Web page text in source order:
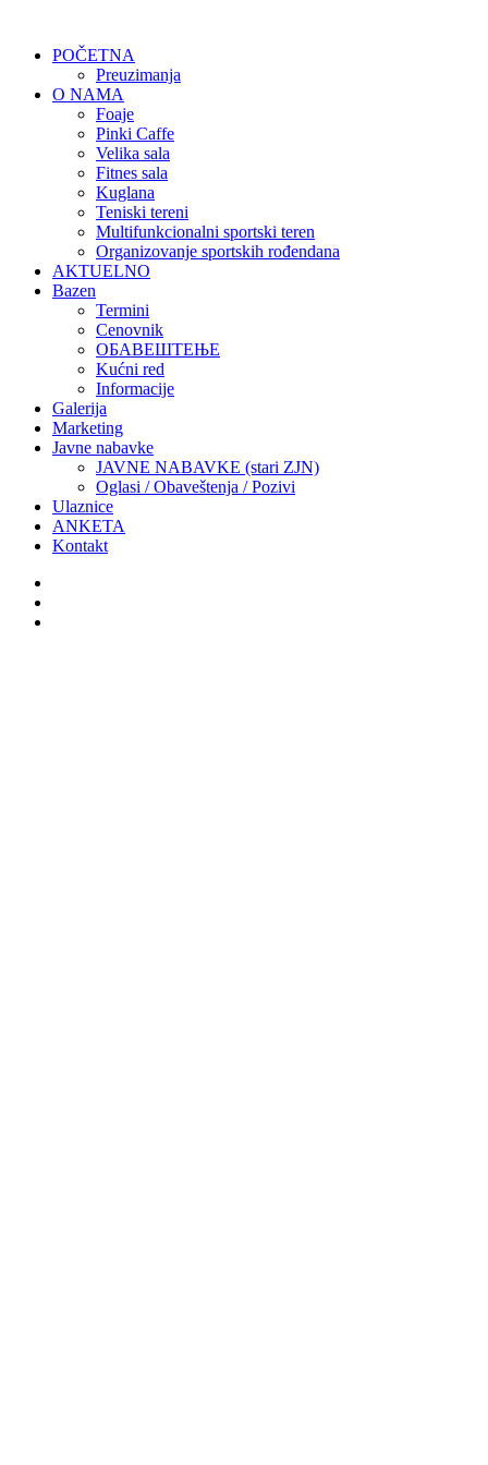
POČETNA
Preuzimanja
O NAMA
Foaje
Pinki Caffe
Velika sala
Fitnes sala
Kuglana
Teniski tereni
Multifunkcionalni sportski teren
Organizovanje sportskih rođendana
AKTUELNO
Bazen
Termini
Cenovnik
ОБАВЕШТЕЊЕ
Kućni red
Informacije
Galerija
Marketing
Javne nabavke
JAVNE NABAVKE (stari ZJN)
Oglasi / Obaveštenja / Pozivi
Ulaznice
ANKETA
Kontakt